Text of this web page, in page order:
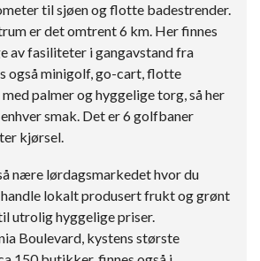
til sjøen og flotte badestrender.
er det omtrent 6 km. Her finnes
av fasiliteter i gangavstand fra
også minigolf, go-cart, flotte
palmer og hyggelige torg, så her
smak. Det er 6 golfbaner
kjørsel.
nære lørdagsmarkedet hvor du
lokalt produsert frukt og grønt
utrolig hyggelige priser.
Boulevard, kystens største